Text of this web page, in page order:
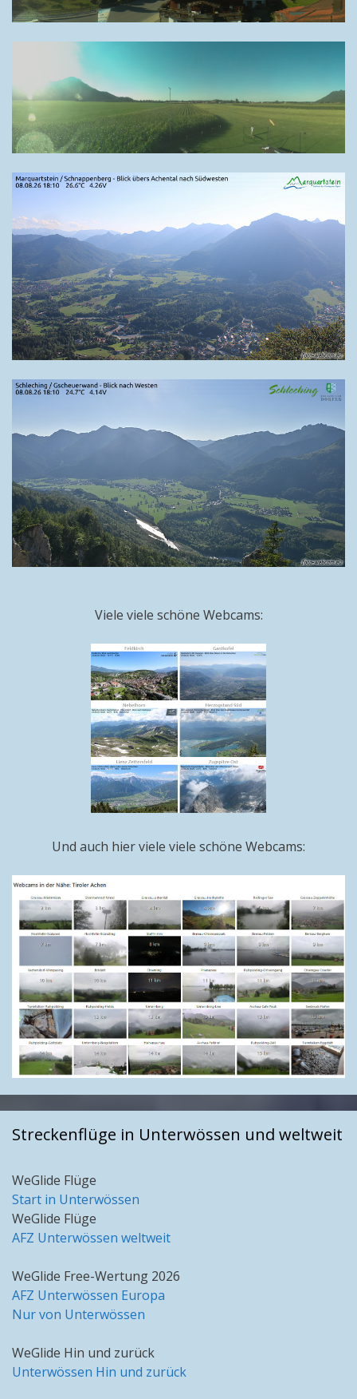
Viele viele schöne Webcams:
Und auch hier viele viele schöne Webcams:
Streckenflüge in Unterwössen und weltweit
WeGlide Flüge
Start in Unterwössen
WeGlide Flüge
AFZ Unterwössen weltweit
WeGlide Free-Wertung 2026
AFZ Unterwössen Europa
Nur von Unterwössen
WeGlide Hin und zurück
Unterwössen Hin und zurück